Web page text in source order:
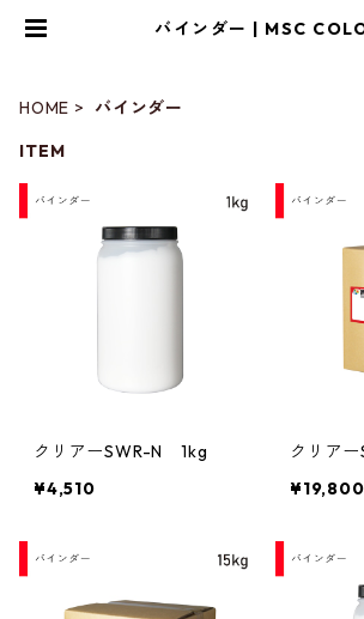
バインダー | MSC
HOME
バインダー
ITEM
クリアーSWR-N 1kg
¥4,510
クリア
¥19,800